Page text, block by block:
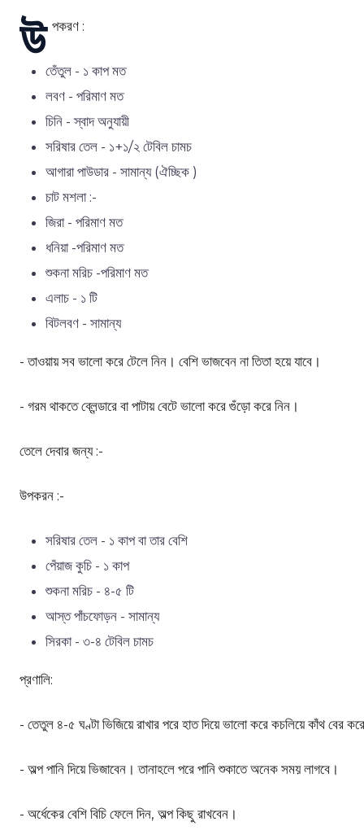
উ পকরণ :
তেঁতুল - ১ কাপ মত
লবণ - পরিমাণ মত
চিনি -স্বাদ অনুযায়ী
সরিষার তেল - ১+১/২ টেবিল চামচ
আগারা পাউডার - সামান্য(ঐচ্ছিক )
চাট মশলা:-
জিরা- পরিমাণ মত
ধনিয়া-পরিমাণ মত
শুকনা মরিচ -পরিমাণ মত
এলাচ - ১ টি
বিটলবণ - সামান্য
-তাওয়ায় সব ভালো করে টেলে নিন । বেশি ভাজবেন না তিতা হয়ে যাবে ।
- গরম থাকতে ব্লেন্ডারে বা পাটায় বেটে ভালো করে গুঁড়ো করে নিন ।
তেলে দেবার জন্য:-
উপকরন :-
সরিষার তেল - ১ কাপ বা তার বেশি
পেঁয়াজ কুচি - ১ কাপ
শুকনা মরিচ - ৪-৫ টি
আস্ত পাঁচফোড়ন - সামান্য
সিরকা- ৩-৪ টেবিল চামচ
প্রণালি:
- তেতুল ৪-৫ ঘণ্টা ভিজিয়ে রাখার পরে হাত দিয়ে ভালো করে কচলিয়ে কাঁথ বের করে
- অল্প পানি দিয়ে ভিজাবেন । তানাহলে পরে পানি শুকাতে অনেক সময় লাগবে ।
- অর্ধেকের বেশি বিচি ফেলে দিন, অল্প কিছু রাখবেন ।